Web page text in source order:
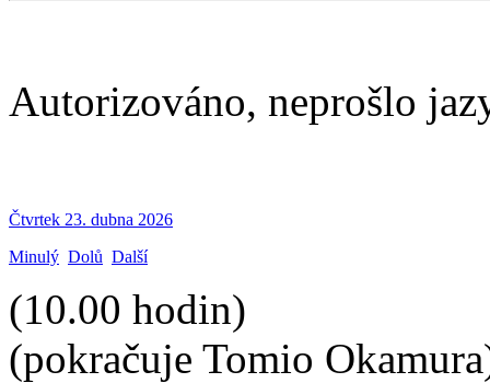
Autorizováno, neprošlo
Čtvrtek 23. dubna 2026
Minulý Dolů Další
(10.00 hodin)
(pokračuje Tomio